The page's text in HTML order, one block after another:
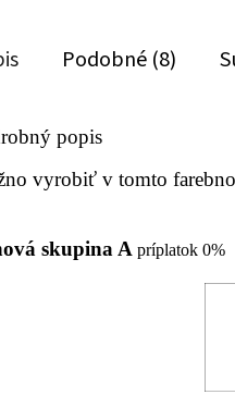
Podobné (8)
popis
vyrobiť v tomto
skupina A príplatok 0%